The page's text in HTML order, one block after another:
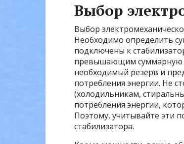
Выбор
Выбор
Необходимо определить
подключены к
превышающим суммарную
необходимый резерв и
потребления энергии. Не
(холодильникам,
потребления энергии,
Поэтому, учитывайте эти
стабилизатора.